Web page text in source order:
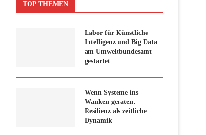
TOP THEMEN
Labor für Künstliche
Intelligenz und Big Data
am Umweltbundesamt
gestartet
Wenn Systeme ins
Wanken geraten:
Resilienz als zeitliche
Dynamik